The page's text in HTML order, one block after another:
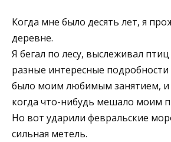
Когда мне было десять лет, я
деревне.
Я бегал по лесу, выслеживал
разные интересные
было моим любимым занятием, и
когда что-нибудь мешало моим
Но вот ударили февральские
сильная метель.